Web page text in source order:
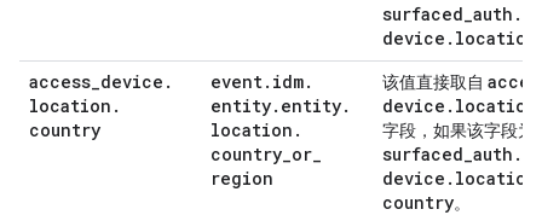
surfaced_auth .
device . location
access_device .
location .
country
event. idm.
entity. entity.
location .
country_or_
region
该值直接取自
device . location
字段，如果该字段为
surfaced_auth .
device . location
country。